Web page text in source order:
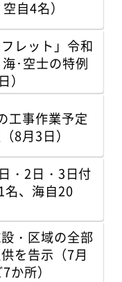
自4名）
レット」令和
･空士の特例
工事作業予定
8月3日）
・2日・3日付
名、海自20
・区域の全部
を告示（7月
か所）